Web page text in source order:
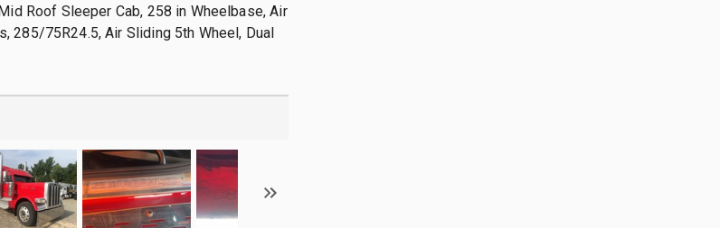
Roof Sleeper Cab, 258 in Wheelbase, Air
285/75R24.5, Air Sliding 5th Wheel, Dual